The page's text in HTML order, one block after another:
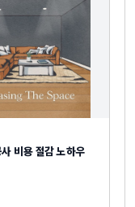
비용 절감 노하우